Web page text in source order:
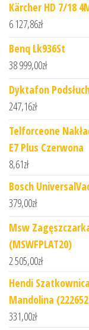
Kärcher HD 7/18
6 127,86zł
Benq Lk936St
38 999,00zł
Dyktafon
247,16zł
Telforceone
E7 Plus Czerwona
8,61zł
Bosch
379,00zł
Msw
(MSWFPLAT20)
2 505,00zł
Hendi
Mandolina
331,00zł